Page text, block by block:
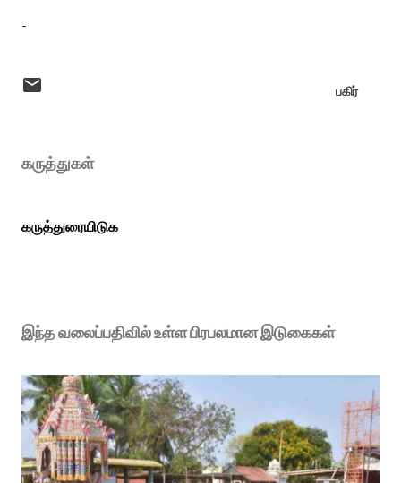
-
பகிர்
கருத்துகள்
கருத்துரையிடுக
இந்த வலைப்பதிவில் உள்ள பிரபலமான இடுகைகள்